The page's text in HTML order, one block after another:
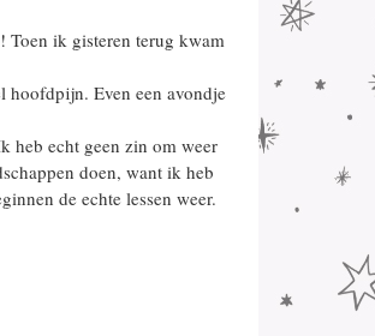
ik gisteren terug kwam
hoofdpijn. Even een avondje
heb echt geen zin om weer
doen, want ik heb
de echte lessen weer.